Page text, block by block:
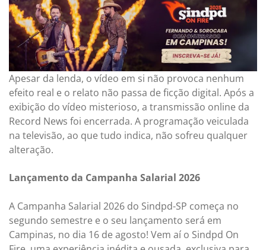
Apesar da lenda, o vídeo em si não provoca nenhum
efeito real e o relato não passa de ficção digital. Após a
exibição do vídeo misterioso, a transmissão online da
Record News foi encerrada. A programação veiculada
na televisão, ao que tudo indica, não sofreu qualquer
alteração.
Lançamento da Campanha Salarial 2026
A Campanha Salarial 2026 do Sindpd-SP começa no
segundo semestre e o seu lançamento será em
Campinas, no dia 16 de agosto! Vem aí o Sindpd On